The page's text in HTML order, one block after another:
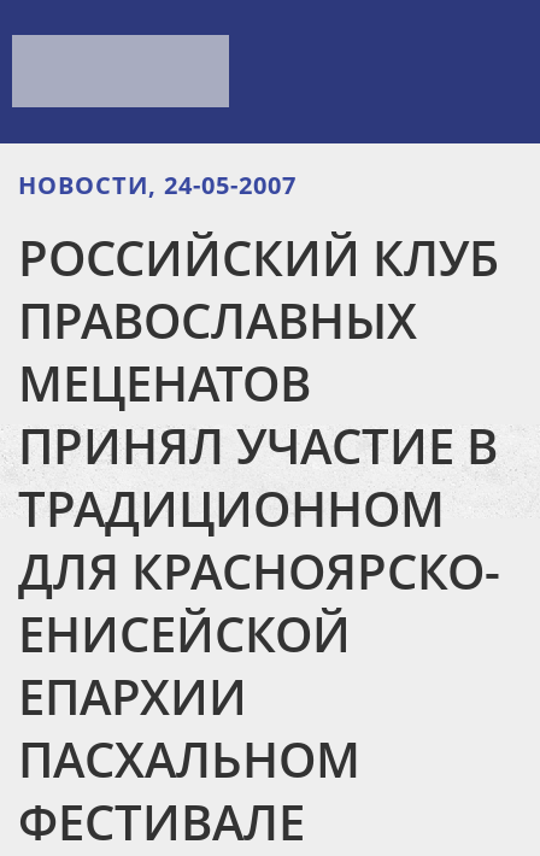
НОВОСТИ, 24-05-2007
РОССИЙСКИЙ КЛУБ
ПРАВОСЛАВНЫХ
МЕЦЕНАТОВ
ПРИНЯЛ УЧАСТИЕ В
ТРАДИЦИОННОМ
ДЛЯ КРАСНОЯРСКО-
ЕНИСЕЙСКОЙ
ЕПАРХИИ
ПАСХАЛЬНОМ
ФЕСТИВАЛЕ